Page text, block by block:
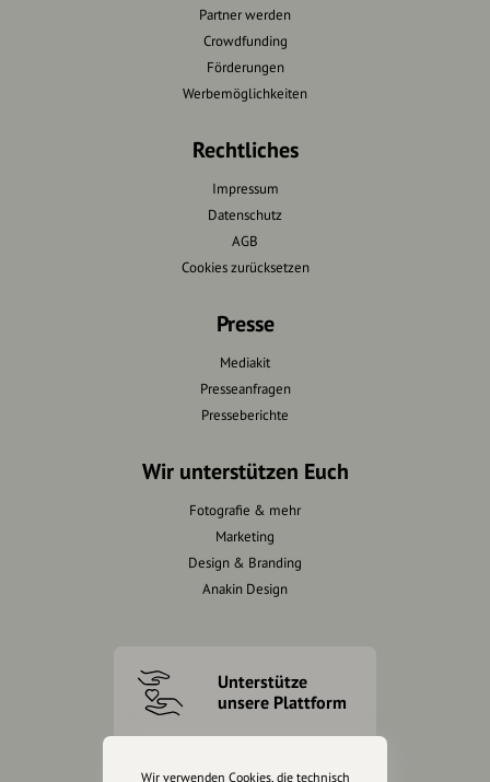
Partner werden
Crowdfunding
Förderungen
Werbemöglichkeiten
Rechtliches
Impressum
Datenschutz
AGB
Cookies zurücksetzen
Presse
Mediakit
Presseanfragen
Presseberichte
Wir unterstützen Euch
Fotografie & mehr
Marketing
Design & Branding
Anakin Design
Unterstütze
unsere Plattform
Wir verwenden Cookies, die technisch